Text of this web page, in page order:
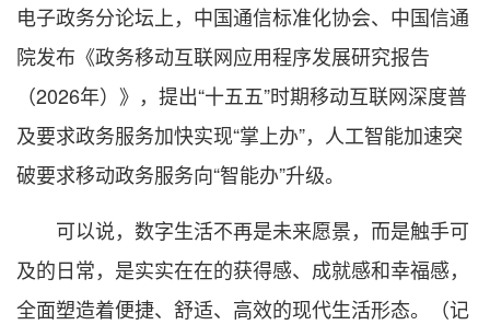
电子政务分论坛上，中国通信标准化协会、中国信通
院发布《政务移动互联网应用程序发展研究报告
（2026年）》，提出“十五五”时期移动互联网深度普
及要求政务服务加快实现“掌上办”，人工智能加速突
破要求移动政务服务向“智能办”升级。
可以说，数字生活不再是未来愿景，而是触手可
及的日常，是实实在在的获得感、成就感和幸福感，
全面塑造着便捷、舒适、高效的现代生活形态。（记